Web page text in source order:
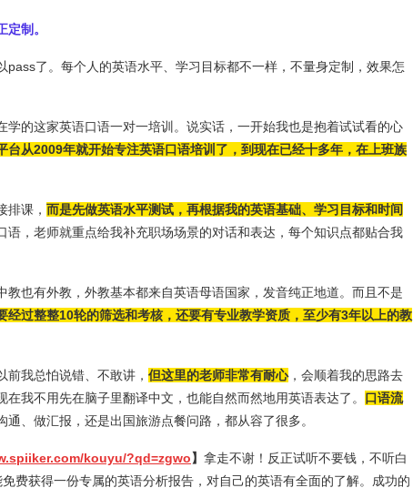
制。
了。每个人的英语水平、学习目标都不一样，不量身定制，效果怎
学的这家英语口语一对一培训。说实话，一开始我也是抱着试试看的心
台从2009年就开始专注英语口语培训了，到现在已经十多年，在上班族
课， 而是先做英语水平测试，再根据我的英语基础、学习目标和时间
语，老师就重点给我补充职场场景的对话和表达，每个知识点都贴合我
也有外教，外教基本都来自英语母语国家，发音纯正地道。而且不是
经过整整10轮的筛选和考核，还要有专业教学资质，至少有3年以上的教
前我总怕说错、不敢讲， 但这里的老师非常有耐心，会顺着我的思路去
我不用先在脑子里翻译中文，也能自然而然地用英语表达了。 口语流
通、做汇报，还是出国旅游点餐问路，都从容了很多。
kouyu/?qd=zgwo】 拿走不谢！反正试听不要钱，不听白
费获得一份专属的英语分析报告，对自己的英语有全面的了解。成功的